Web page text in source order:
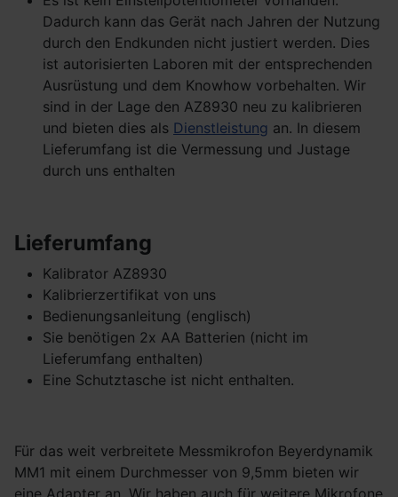
Dadurch kann das Gerät nach Jahren der Nutzung
durch den Endkunden nicht justiert werden. Dies
ist autorisierten Laboren mit der entsprechenden
Ausrüstung und dem Knowhow vorbehalten. Wir
sind in der Lage den AZ8930 neu zu kalibrieren
und bieten dies als Dienstleistung an. In diesem
Lieferumfang ist die Vermessung und Justage
durch uns enthalten
Lieferumfang
Kalibrator AZ8930
Kalibrierzertifikat von uns
Bedienungsanleitung (englisch)
Sie benötigen 2x AA Batterien (nicht im
Lieferumfang enthalten)
Eine Schutztasche ist nicht enthalten.
Für das weit verbreitete Messmikrofon Beyerdynamik
MM1 mit einem Durchmesser von 9,5mm bieten wir